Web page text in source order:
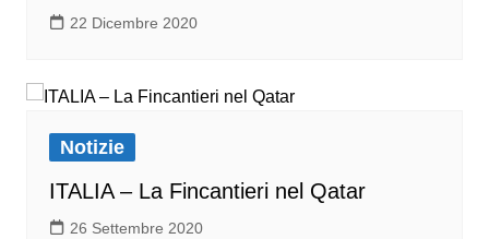
22 Dicembre 2020
Notizie
ITALIA – La Fincantieri nel Qatar
26 Settembre 2020